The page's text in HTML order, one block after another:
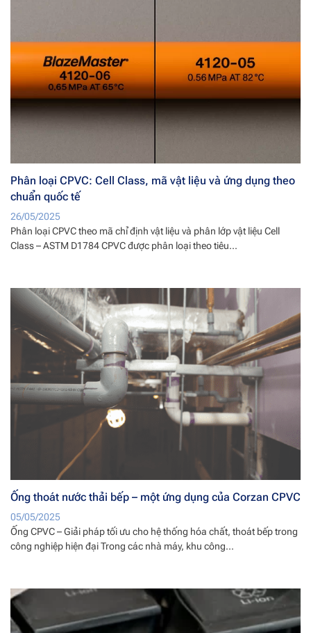
Phân loại CPVC: Cell Class, mã vật liệu và ứng dụng theo
chuẩn quốc tế
26/05/2025
Phân loại CPVC theo mã chỉ định vật liệu và phân lớp vật liệu Cell
Class – ASTM D1784 CPVC được phân loại theo tiêu...
Ống thoát nước thải bếp – một ứng dụng của Corzan CPVC
05/05/2025
Ống CPVC – Giải pháp tối ưu cho hệ thống hóa chất, thoát bếp trong
công nghiệp hiện đại Trong các nhà máy, khu công...